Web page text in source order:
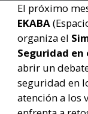
El próximo
EKABA
organiza el
Seguridad
abrir un
seguridad en
atención a los